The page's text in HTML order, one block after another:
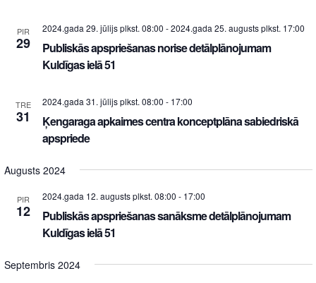
PIR
29
2024.gada 29. jūlijs plkst. 08:00 -2024.gada 25. augusts plkst. 17:00
Publiskās apspriešanas norise detālplānojumam
Kuldīgas ielā 51
TRE
31
2024.gada 31. jūlijs plkst. 08:00 - 17:00
Ķengaraga apkaimes centra konceptplāna sabiedriskā
apspriede
Augusts 2024
PIR
12
2024.gada 12. augusts plkst. 08:00 - 17:00
Publiskās apspriešanas sanāksme detālplānojumam
Kuldīgas ielā 51
Septembris 2024